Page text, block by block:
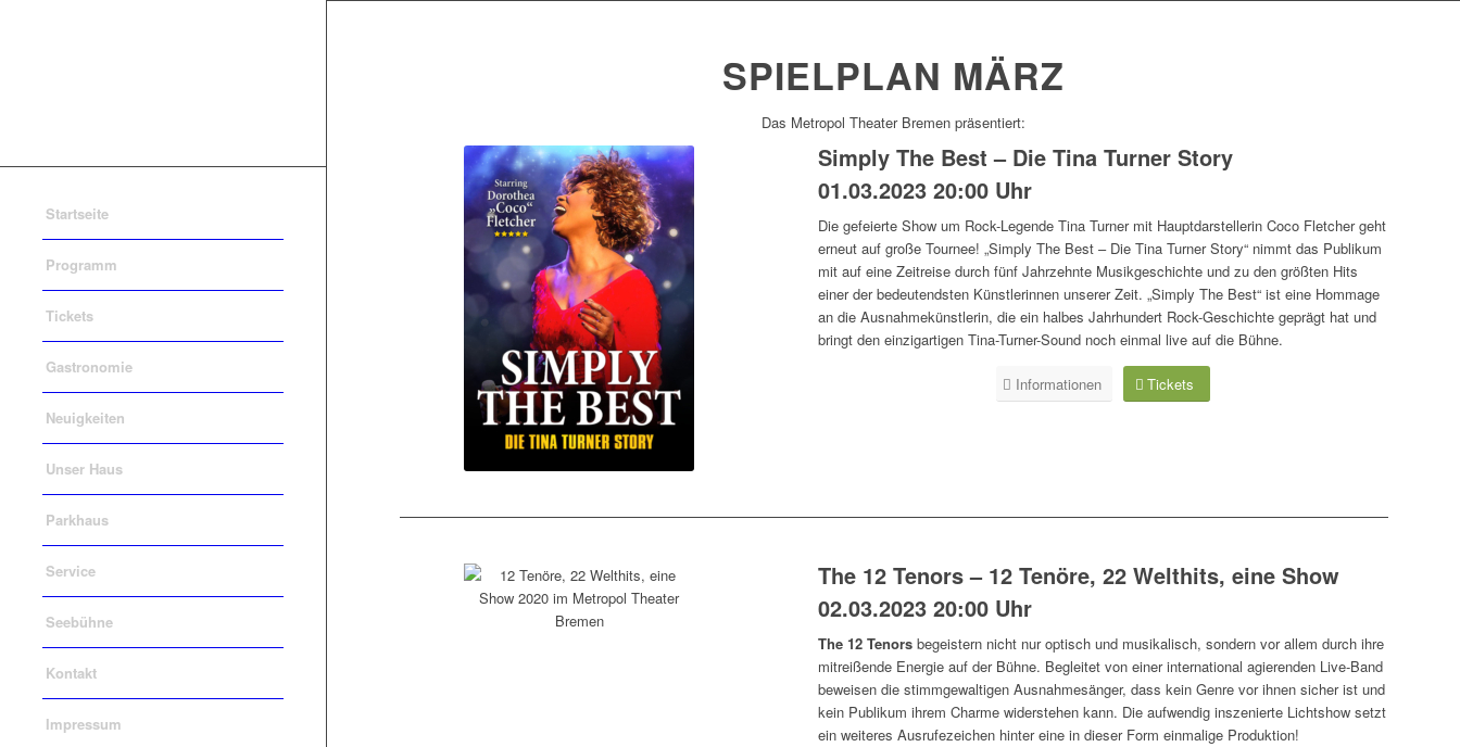
Startseite
Programm
Tickets
Gastronomie
Neuigkeiten
Unser Haus
Parkhaus
Service
Seebühne
Kontakt
Impressum
SPIELPLAN MÄRZ
Das Metropol Theater Bremen präsentiert:
Simply The Best – Die Tina Turner Story
01.03.2023 20:00 Uhr
Die gefeierte Show um Rock-Legende Tina Turner mit Hauptdarstellerin Coco Fletcher geht
erneut auf große Tournee! „Simply The Best – Die Tina Turner Story“ nimmt das Publikum
mit auf eine Zeitreise durch fünf Jahrzehnte Musikgeschichte und zu den größten Hits
einer der bedeutendsten Künstlerinnen unserer Zeit. „Simply The Best“ ist eine Hommage
an die Ausnahmekünstlerin, die ein halbes Jahrhundert Rock-Geschichte geprägt hat und
bringt den einzigartigen Tina-Turner-Sound noch einmal live auf die Bühne.
Informationen Tickets
The 12 Tenors – 12 Tenöre, 22 Welthits, eine Show
02.03.2023 20:00 Uhr
The 12 Tenors begeistern nicht nur optisch und musikalisch, sondern vor allem durch ihre
mitreißende Energie auf der Bühne. Begleitet von einer international agierenden Live-Band
beweisen die stimmgewaltigen Ausnahmesänger, dass kein Genre vor ihnen sicher ist und
kein Publikum ihrem Charme widerstehen kann. Die aufwendig inszenierte Lichtshow setzt
ein weiteres Ausrufezeichen hinter eine in dieser Form einmalige Produktion!